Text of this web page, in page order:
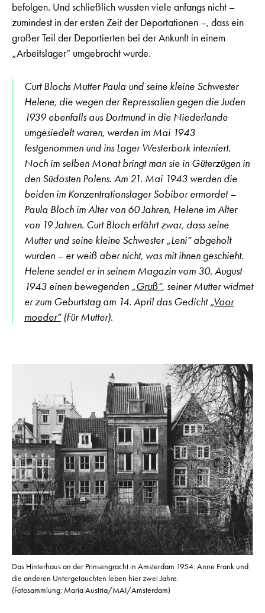
befolgen. Und schließlich wussten viele anfangs nicht –
zumindest in der ersten Zeit der Deportationen –, dass ein
großer Teil der Deportierten bei der Ankunft in einem
„Arbeitslager“ umgebracht wurde.
Curt Blochs Mutter Paula und seine kleine Schwester
Helene, die wegen der Repressalien gegen die Juden
1939 ebenfalls aus Dortmund in die Niederlande
umgesiedelt waren, werden im Mai 1943
festgenommen und ins Lager Westerbork interniert.
Noch im selben Monat bringt man sie in Güterzügen in
den Südosten Polens. Am 21. Mai 1943 werden die
beiden im Konzentrationslager Sobibor ermordet –
Paula Bloch im Alter von 60 Jahren, Helene im Alter
von 19 Jahren. Curt Bloch erfährt zwar, dass seine
Mutter und seine kleine Schwester „Leni“ abgeholt
wurden – er weiß aber nicht, was mit ihnen geschieht.
Helene sendet er in seinem Magazin vom 30. August
1943 einen bewegenden „Gruß“, seiner Mutter widmet
er zum Geburtstag am 14. April das Gedicht „Voor
moeder“(Für Mutter).
Das Hinterhaus an der Prinsengracht in Amsterdam 1954: Anne Frank und
die anderen Untergetauchten leben hier zwei Jahre.
(Fotosammlung: Maria Austria/MAI/Amsterdam)